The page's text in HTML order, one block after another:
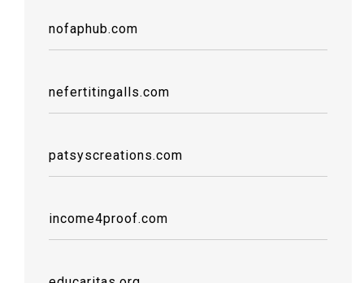
nofaphub.com
nefertitingalls.com
patsyscreations.com
income4proof.com